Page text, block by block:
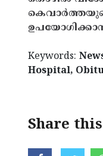
Keywords:
Hospital,
Share